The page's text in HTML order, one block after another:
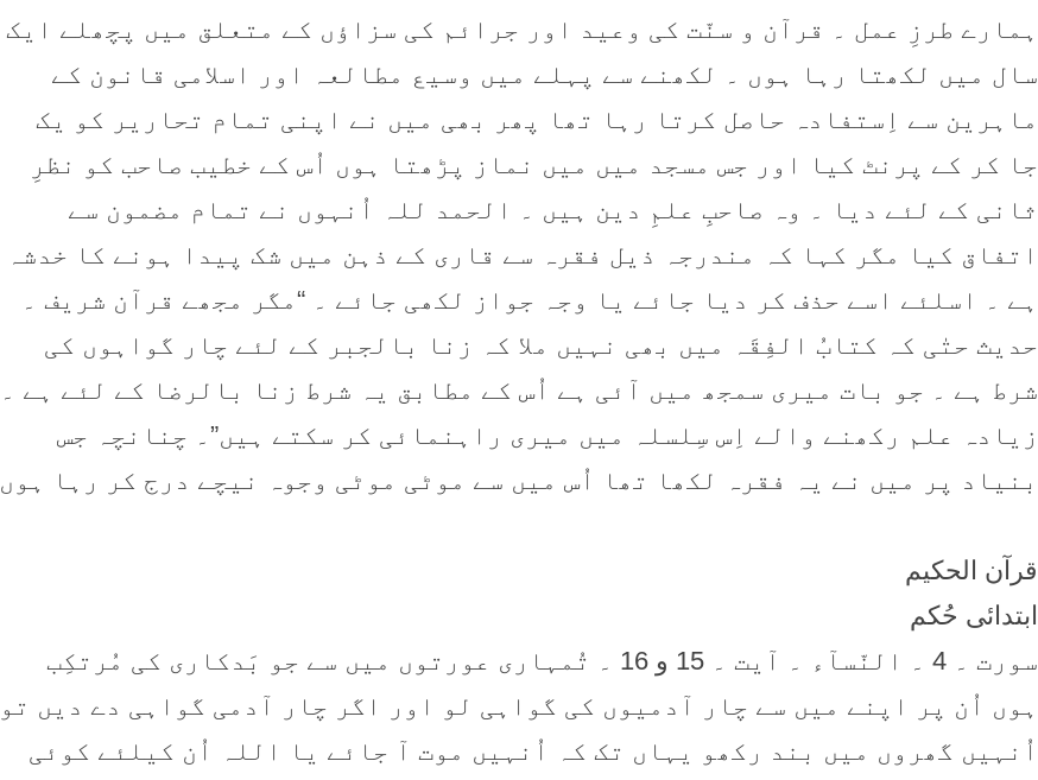
ہمارے طرزِ عمل ۔ قرآن و سنّت کی وعید اور جرائم کی سزاؤں کے متعلق میں پچھلے ایک
سال میں لکھتا رہا ہوں ۔ لکھنے سے پہلے میں وسیع مطالعہ اور اسلامی قانون کے
ماہرین سے اِستفادہ حاصل کرتا رہا تھا پھر بھی میں نے اپنی تمام تحاریر کو یک
جا کر کے پرنٹ کیا اور جس مسجد میں میں نماز پڑھتا ہوں اُس کے خطیب صاحب کو نظرِ
ثانی کے لئے دیا ۔ وہ صاحبِ علمِ دین ہیں ۔ الحمد للہ اُنہوں نے تمام مضمون سے
اتفاق کیا مگر کہا کہ مندرجہ ذیل فقرہ سے قاری کے ذہن ميں شک پیدا ہونے کا خدشہ
ہے ۔ اسلئے اسے حذف کر دیا جائے یا وجہ جواز لکھی جائے ۔ “مگر مجھے قرآن شریف ۔
حدیث حتٰی کہ کتابُ الفِقَہ میں بھی نہیں ملا کہ زنا بالجبر کے لئے چار گواہوں کی
شرط ہے ۔ جو بات میری سمجھ میں آئی ہے اُس کے مطابق یہ شرط زنا بالرضا کے لئے ہے ۔
زیادہ علم رکھنے والے اِس سِلسلہ میں میری راہنمائی کر سکتے ہیں”۔ چنانچہ جس
بنیاد پر میں نے یہ فقرہ لکھا تھا اُس میں سے موٹی موٹی وجوہ نیچے درج کر رہا ہوں
قرآن الحکیم
ابتدائی حُکم
سورت ۔ 4 ۔ النّسآء ۔ آیت ۔ 15 و 16 ۔ تُمہاری عورتوں میں سے جو بَدکاری کی مُرتکِب
ہوں اُن پر اپنے میں سے چار آدمیوں کی گواہی لو اور اگر چار آدمی گواہی دے دیں تو
اُنہیں گھروں میں بند رکھو یہاں تک کہ اُنہیں موت آ جائے یا اللہ اُن کیلئے کوئی